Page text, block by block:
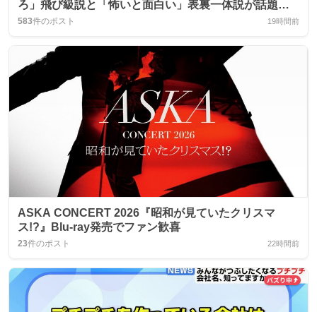
ろ」飛び級説と「怖いと面白い」表裏一体説が話題
に、視聴者は「凄すぎ」と歓喜
583件のポスト 19時間前
ASKA CONCERT 2026『昭和が見ていたクリスマ
ス!?』Blu‑ray発売でファン歓喜
23件のポスト 22時間前